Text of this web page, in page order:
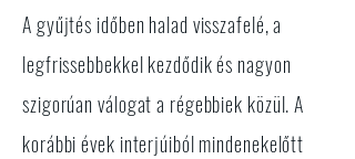
A gyűjtés időben halad visszafelé, a
legfrissebbekkel kezdődik és nagyon
szigorúan válogat a régebbiek közül. A
korábbi évek interjúiból mindenekelőtt